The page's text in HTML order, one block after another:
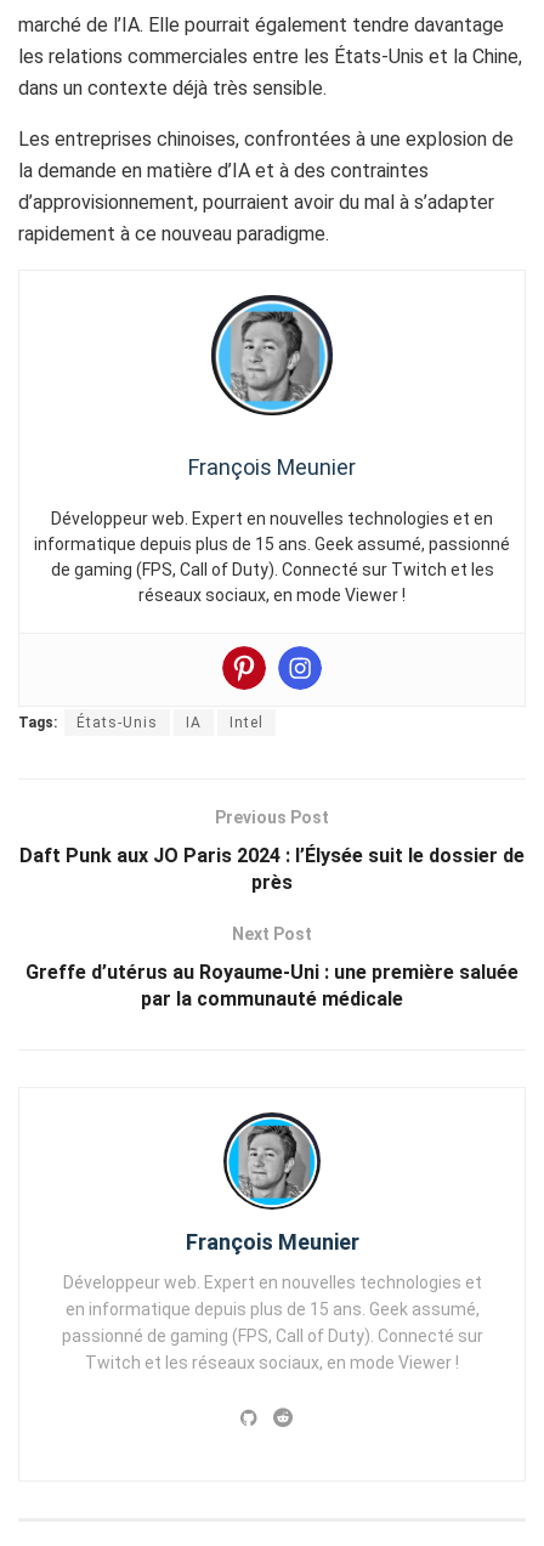
marché de l’IA. Elle pourrait également tendre davantage
les relations commerciales entre les États-Unis et la Chine,
dans un contexte déjà très sensible.
Les entreprises chinoises, confrontées à une explosion de
la demande en matière d’IA et à des contraintes
d’approvisionnement, pourraient avoir du mal à s’adapter
rapidement à ce nouveau paradigme.
François Meunier
Développeur web. Expert en nouvelles technologies et en
informatique depuis plus de 15 ans. Geek assumé, passionné
de gaming (FPS, Call of Duty). Connecté sur Twitch et les
réseaux sociaux, en mode Viewer !
Tags: États-Unis IA Intel
Previous Post
Daft Punk aux JO Paris 2024 : l’Élysée suit le dossier de
près
Next Post
Greffe d’utérus au Royaume-Uni : une première saluée
par la communauté médicale
François Meunier
Développeur web. Expert en nouvelles technologies et
en informatique depuis plus de 15 ans. Geek assumé,
passionné de gaming (FPS, Call of Duty). Connecté sur
Twitch et les réseaux sociaux, en mode Viewer !